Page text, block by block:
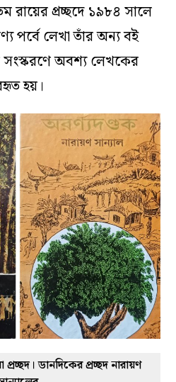
প্রচ্ছদে ১৯৮৪ সালে
পর্বে লেখা তাঁর অন্য বই
অবশ্য লেখকের
হয়।
ডানদিকের প্রচ্ছদ নারায়ণ